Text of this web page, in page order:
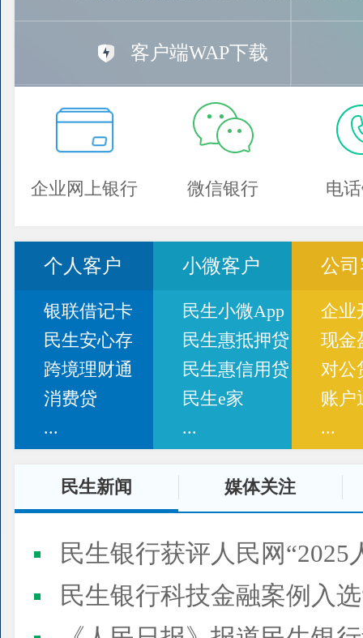
客户端WAP下载
企业网上银行 微信银行 电
个人客户
银联借记卡
民生安心存
跨境理财通
消费贷
...
小微客户
民生小微App
民生惠抵押贷
民生惠信用贷
民生e家
...
公
企业
现金
对公
账户
...
民生新闻 媒体关注
民生银行获评人民网“2025
民生银行科技金融案例入选“2025人民